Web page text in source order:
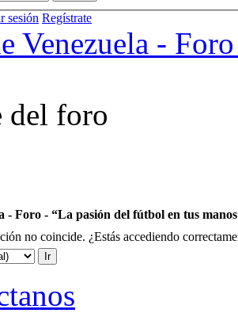
sesión Regístrate
Venezuela -
del foro
- Foro - “La pasión del fútbol en tus
no coincide. ¿Estás accediendo